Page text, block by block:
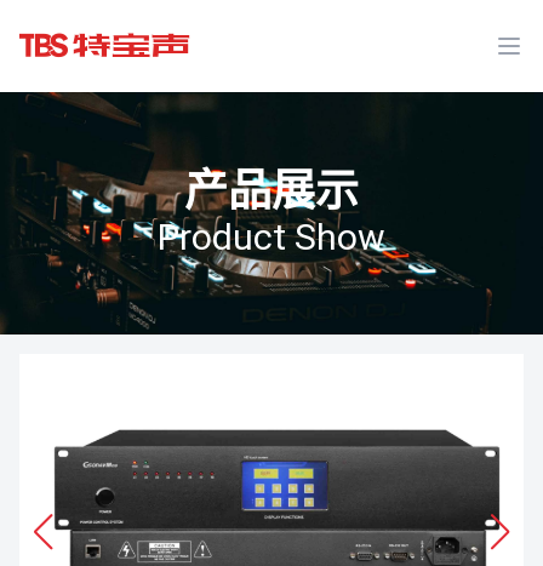
产品展示
Product Show